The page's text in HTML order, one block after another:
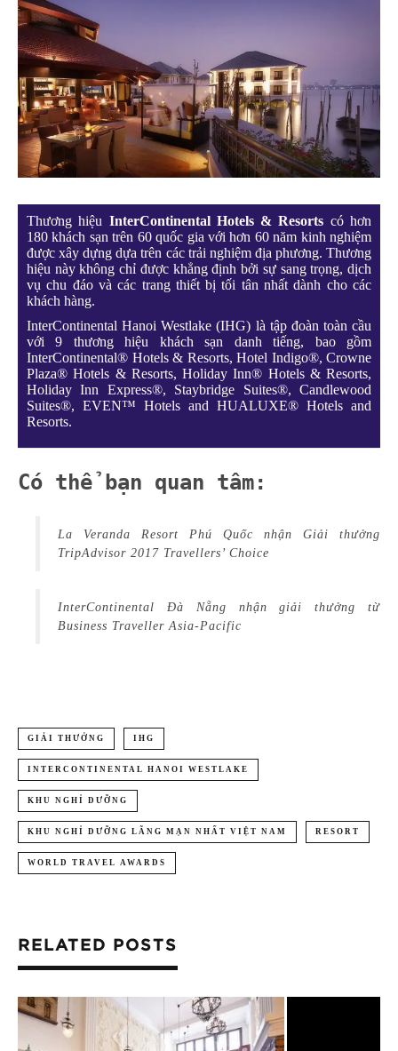
Thương hiệu InterContinental Hotels & Resorts có hơn
180 khách sạn trên 60 quốc gia với hơn 60 năm kinh nghiệm
được xây dựng dựa trên các trải nghiệm địa phương. Thương
hiệu này không chỉ được khẳng định bởi sự sang trọng, dịch
vụ chu đáo và các trang thiết bị tối tân nhất dành cho các
khách hàng.
InterContinental Hanoi Westlake (IHG) là tập đoàn toàn cầu
với 9 thương hiệu khách sạn danh tiếng, bao gồm
InterContinental® Hotels & Resorts, Hotel Indigo®, Crowne
Plaza® Hotels & Resorts, Holiday Inn® Hotels & Resorts,
Holiday Inn Express®, Staybridge Suites®, Candlewood
Suites®, EVEN™ Hotels and HUALUXE® Hotels and
Resorts.
Có thể bạn quan tâm:
La Veranda Resort Phú Quốc nhận Giải thưởng
TripAdvisor 2017 Travellers’ Choice
InterContinental Đà Nẵng nhận giải thưởng từ
Business Traveller Asia-Pacific
GIẢI THƯỞNG IHG
INTERCONTINENTAL HANOI WESTLAKE
KHU NGHỈ DƯỠNG
KHU NGHỈ DƯỠNG LÃNG MẠN NHẤT VIỆT NAM RESORT
WORLD TRAVEL AWARDS
RELATED POSTS